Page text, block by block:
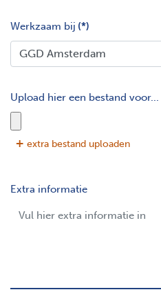
Werkzaam bij (*)
Upload hier een bestand voor...
extra bestand uploaden
Extra informatie